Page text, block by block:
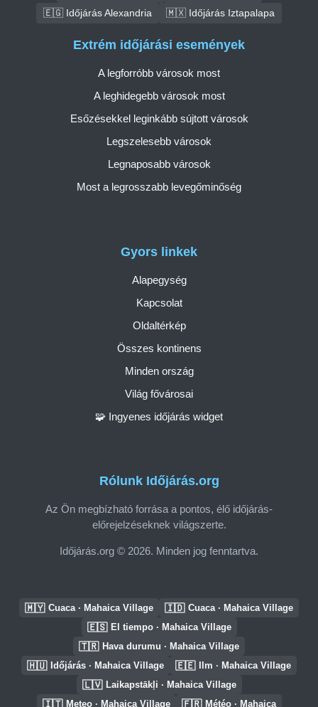
🇪🇬 Időjárás Alexandria
🇲🇽 Időjárás Iztapalapa
Rólunk Időjárás.org
Az Ön megbízható forrása a pontos, élő időjárás-
előrejelzéseknek világszerte.
Időjárás.org © 2026. Minden jog fenntartva.
Gyors linkek
Alapegység
Kapcsolat
Oldaltérkép
Összes kontinens
Minden ország
Világ fővárosai
🧩 Ingyenes időjárás widget
Extrém időjárási események
A legforróbb városok most
A leghidegebb városok most
Esőzésekkel leginkább sújtott városok
Legszelesebb városok
Legnaposabb városok
Most a legrosszabb levegőminőség
🇲🇾 Cuaca · Mahaica Village 🇮🇩 Cuaca · Mahaica Village
🇪🇸 El tiempo · Mahaica Village
🇹🇷 Hava durumu · Mahaica Village
🇭🇺 Időjárás · Mahaica Village 🇪🇪 Ilm · Mahaica Village
🇱🇻 Laikapstākļi · Mahaica Village
🇮🇹 Meteo · Mahaica Village 🇫🇷 Météo · Mahaica